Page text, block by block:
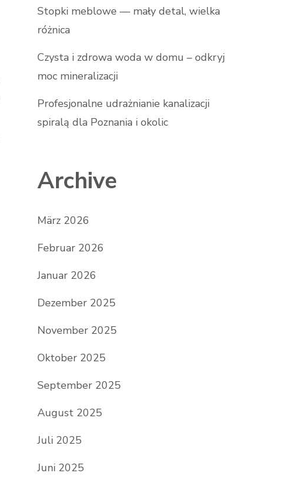
Stopki meblowe — mały detal, wielka
różnica
Czysta i zdrowa woda w domu – odkryj
moc mineralizacji
Profesjonalne udrażnianie kanalizacji
spiralą dla Poznania i okolic
Archive
März 2026
Februar 2026
Januar 2026
Dezember 2025
November 2025
Oktober 2025
September 2025
August 2025
Juli 2025
Juni 2025